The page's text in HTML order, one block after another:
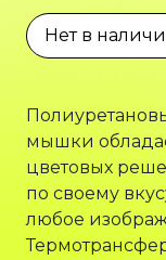
Нет в
мышки
цветовых
по своему
любое